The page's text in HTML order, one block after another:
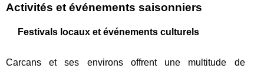
Activités et événements saisonniers
Festivals locaux et événements culturels
Carcans et ses environs offrent une multitude de